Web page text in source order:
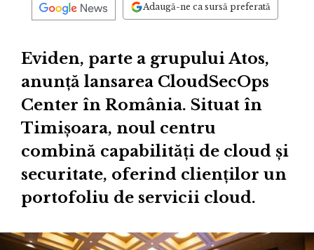
Adaugă-ne ca sursă preferată
Eviden, parte a grupului Atos,
anunță lansarea CloudSecOps
Center în România. Situat în
Timișoara, noul centru
combină capabilități de cloud și
securitate, oferind clienților un
portofoliu de servicii cloud.